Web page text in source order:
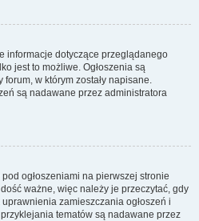
informacje dotyczące przeglądanego
jest to możliwe. Ogłoszenia są
w którym zostały napisane.
są nadawane przez administratora
ogłoszeniami na pierwszej stronie
ważne, więc należy je przeczytać, gdy
zamieszczania ogłoszeń i
tematów są nadawane przez